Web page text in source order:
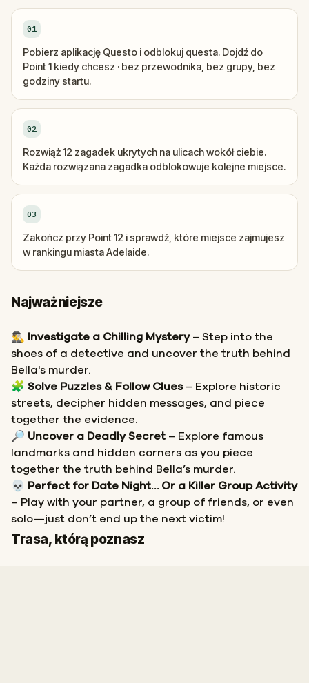
01
Pobierz aplikację Questo i odblokuj questa. Dojdź do
Point 1 kiedy chcesz · bez przewodnika, bez grupy, bez
godziny startu.
02
Rozwiąż 12 zagadek ukrytych na ulicach wokół ciebie.
Każda rozwiązana zagadka odblokowuje kolejne miejsce.
03
Zakończ przy Point 12 i sprawdź, które miejsce zajmujesz
w rankingu miasta Adelaide.
Najważniejsze
🕵️‍♂️ Investigate a Chilling Mystery– Step into the
shoes of a detective and uncover the truth behind
Bella's murder.
🧩 Solve Puzzles & Follow Clues– Explore historic
streets, decipher hidden messages, and piece
together the evidence.
🔎 Uncover a Deadly Secret – Explore famous
landmarks and hidden corners as you piece
together the truth behind Bella’s murder.
💀
Perfect for Date Night… Or a Killer Group Activity
– Play with your partner, a group of friends, or even
solo—just don’t end up the next victim!
Trasa, którą poznasz
Start
Meta